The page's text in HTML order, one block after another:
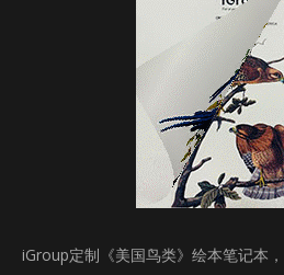
iGroup定制《美国鸟类》绘本笔记本，